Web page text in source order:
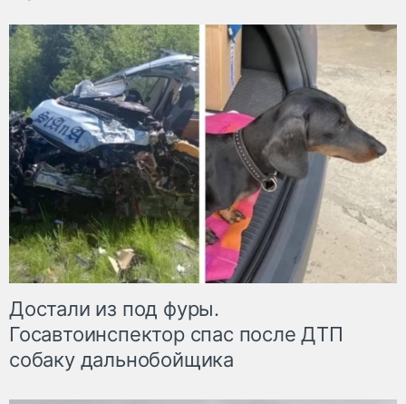
Достали из под фуры.
Госавтоинспектор спас после ДТП
собаку дальнобойщика